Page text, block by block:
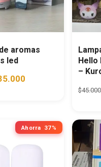
aromas
led
price was: $52.000.
Current price is:
Hello
–
$45.000
Ahorra 37%